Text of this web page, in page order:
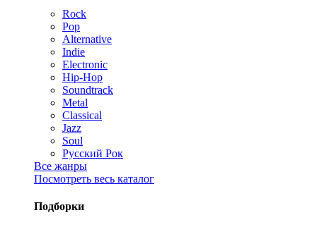
Rock
Pop
Alternative
Indie
Electronic
Hip-Hop
Soundtrack
Metal
Classical
Jazz
Soul
Русский Рок
Все жанры
Посмотреть весь каталог
Подборки